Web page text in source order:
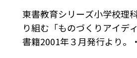
東書教育シリーズ小学校理
り組む「ものづくりアイデ
書籍2001年３月発行より。